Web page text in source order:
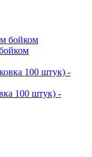
100 штук) -